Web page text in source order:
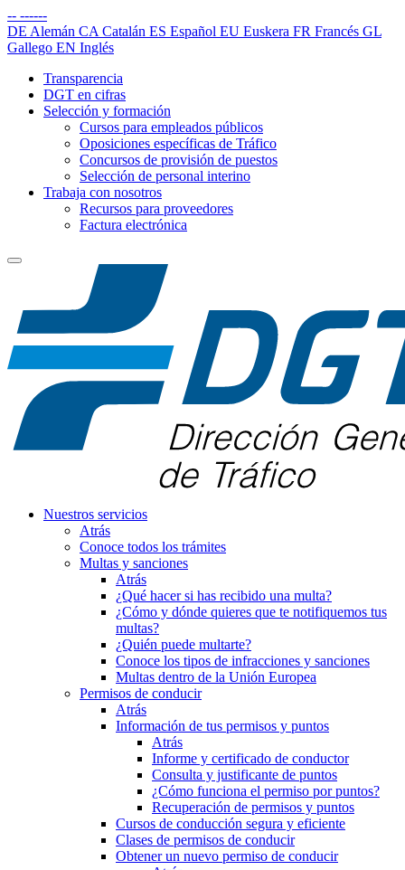
-- ------
DE Alemán CA Catalán ES Español EU Euskera FR Francés GL
Gallego EN Inglés
Transparencia
DGT en cifras
Selección y formación
Cursos para empleados públicos
Oposiciones específicas de Tráfico
Concursos de provisión de puestos
Selección de personal interino
Trabaja con nosotros
Recursos para proveedores
Factura electrónica
Nuestros servicios
Atrás
Conoce todos los trámites
Multas y sanciones
Atrás
¿Qué hacer si has recibido una multa?
¿Cómo y dónde quieres que te notifiquemos tus
multas?
¿Quién puede multarte?
Conoce los tipos de infracciones y sanciones
Multas dentro de la Unión Europea
Permisos de conducir
Atrás
Información de tus permisos y puntos
Atrás
Informe y certificado de conductor
Consulta y justificante de puntos
¿Cómo funciona el permiso por puntos?
Recuperación de permisos y puntos
Cursos de conducción segura y eficiente
Clases de permisos de conducir
Obtener un nuevo permiso de conducir